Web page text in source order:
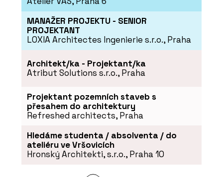
MANAŽER PROJEKTU - SENIOR
PROJEKTANT
LOXIA Architectes Ingenierie s.r.o., Praha
Architekt/ka - Projektant/ka
Atribut Solutions s.r.o., Praha
Projektant pozemních staveb s
přesahem do architektury
Refreshed architects, Praha
Hledáme studenta / absolventa / do
ateliéru ve Vršovicích
Hronský Architekti, s.r.o., Praha 10